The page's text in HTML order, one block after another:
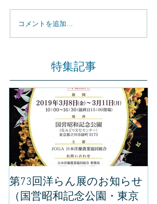
コメントを追加…
特集記事
第73回洋らん展のお知らせ
（国営昭和記念公園・東京